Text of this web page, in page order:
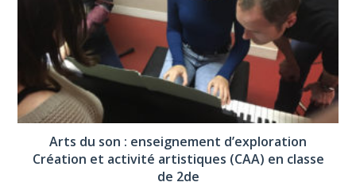
Arts du son : enseignement d’exploration
Création et activité artistiques (CAA) en classe
de 2de